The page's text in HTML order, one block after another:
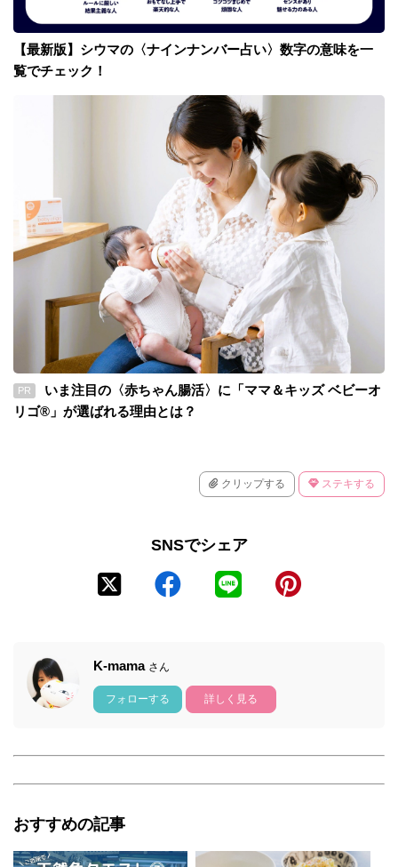
【最新版】シウマの〈ナインナンバー占い〉数字の意味を一
覧でチェック！
PR
いま注目の〈赤ちゃん腸活〉に「ママ＆キッズ ベビーオ
リゴ®」が選ばれる理由とは？
クリップする ステキする
SNSでシェア
K-mama さん
フォローする 詳しく見る
おすすめの記事